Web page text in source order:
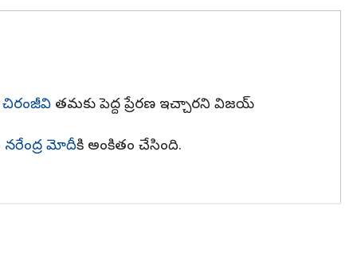
చిరంజీవి తమకు పెద్ద ప్రేరణ ఇచ్చారని విజయ్
నరేంద్ర మోదీకి అంకితం చేసింది.